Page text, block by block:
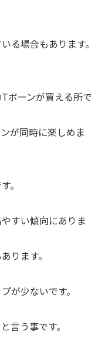
る場合もあります。
ボーンが買える所で
が同時に楽しめま
。
すい傾向にありま
ります。
が少ないです。
言う事です。